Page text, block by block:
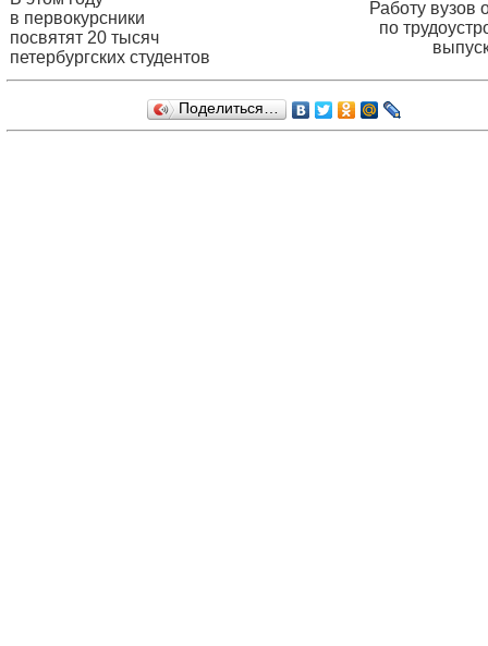
в первокурсники
посвятят 20 тысяч
петербургских студентов
Работу вузов
по
Поделиться…